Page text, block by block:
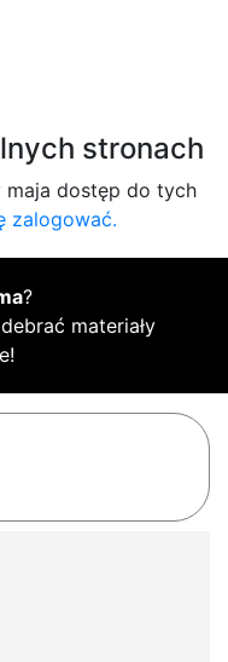
stronach
dostęp do tych
zalogować.
?
materiały